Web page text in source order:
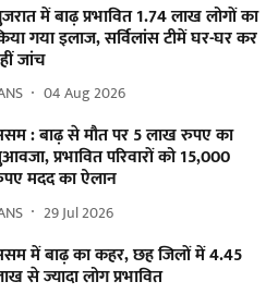
में बाढ़ प्रभावित 1.74 लाख लोगों का
गया इलाज, सर्विलांस टीमें घर-घर कर
जांच
04 Aug 2026
: बाढ़ से मौत पर 5 लाख रुपए का
प्रभावित परिवारों को 15,000
मदद का ऐलान
29 Jul 2026
में बाढ़ का कहर, छह जिलों में 4.45
से ज्यादा लोग प्रभावित